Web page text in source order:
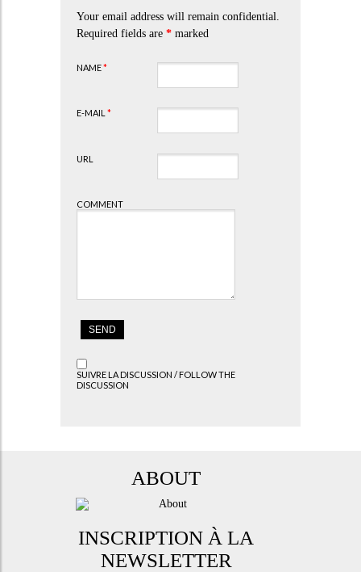
Your email address will remain confidential.
Required fields are *marked
NAME*
E-MAIL *
URL
COMMENT
SUIVRE LA DISCUSSION / FOLLOW THE
DISCUSSION
ABOUT
INSCRIPTION À LA
NEWSLETTER